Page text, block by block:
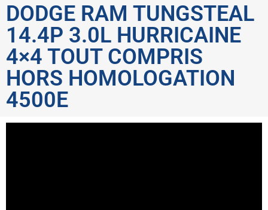
DODGE RAM TUNGSTEAL
14.4P 3.0L HURRICAINE
4×4 TOUT COMPRIS
HORS HOMOLOGATION
4500E